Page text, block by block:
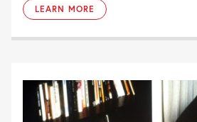
LEARN MORE